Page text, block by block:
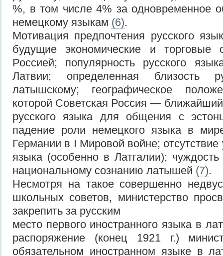
%, в том числе 4% за одновременное
немецкому языкам (6).
Мотивация предпочтения русского
будущие экономические и торговые
Россией; популярность русского
Латвии; определенная близость
латышскому; географическое
которой Советская Россия — ближайший
русского языка для общения с
падение роли немецкого языка в
Германии в I Мировой войне; отсутствие
языка (особенно в Латгалии);
национальному сознанию латышей (7).
Несмотря на такое совершенно
школьных советов, министерство
закрепить за русским
место первого иностранного языка в
распоряжение (конец 1921 г.)
обязательном иностранном языке в